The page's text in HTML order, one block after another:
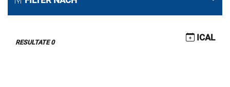
RESULTATE0 ICAL